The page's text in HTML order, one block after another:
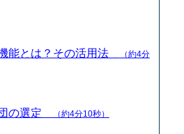
能とは？その活用法
（約4分
の選定 （約4分10秒）